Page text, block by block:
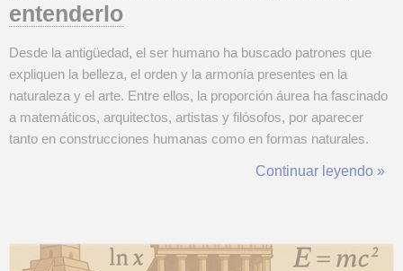
entenderlo
Desde la antigüedad, el ser humano ha buscado patrones que
expliquen la belleza, el orden y la armonía presentes en la
naturaleza y el arte. Entre ellos, la proporción áurea ha fascinado
a matemáticos, arquitectos, artistas y filósofos, por aparecer
tanto en construcciones humanas como en formas naturales.
figura que, aunque menos conocida que el rectángulo áureo o la
Continuar leyendo »